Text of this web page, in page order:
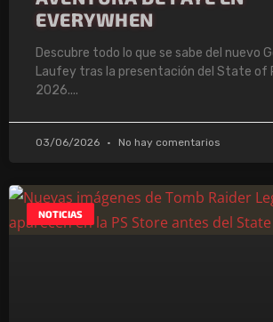
EVERYWHEN
Descubre todo lo que se sabe del nuevo
Laufey tras la presentación del State of
2026.
03/06/2026 No hay comentarios
NOTICIAS